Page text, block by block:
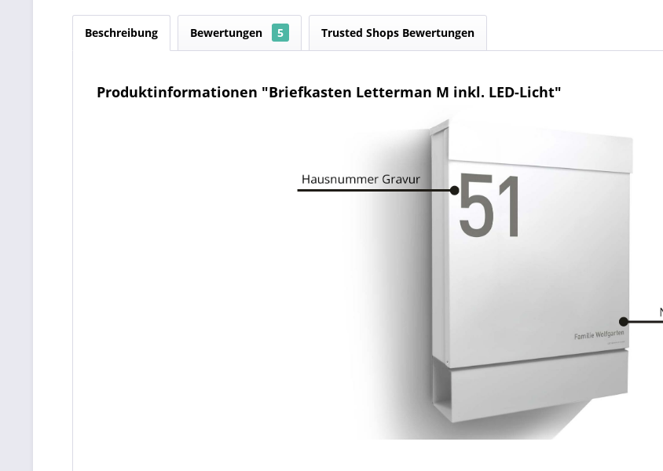
Beschreibung Bewertungen 5 Trusted Shops Bewertungen
Produktinformationen "Briefkasten Letterman M inkl. LED-Licht"